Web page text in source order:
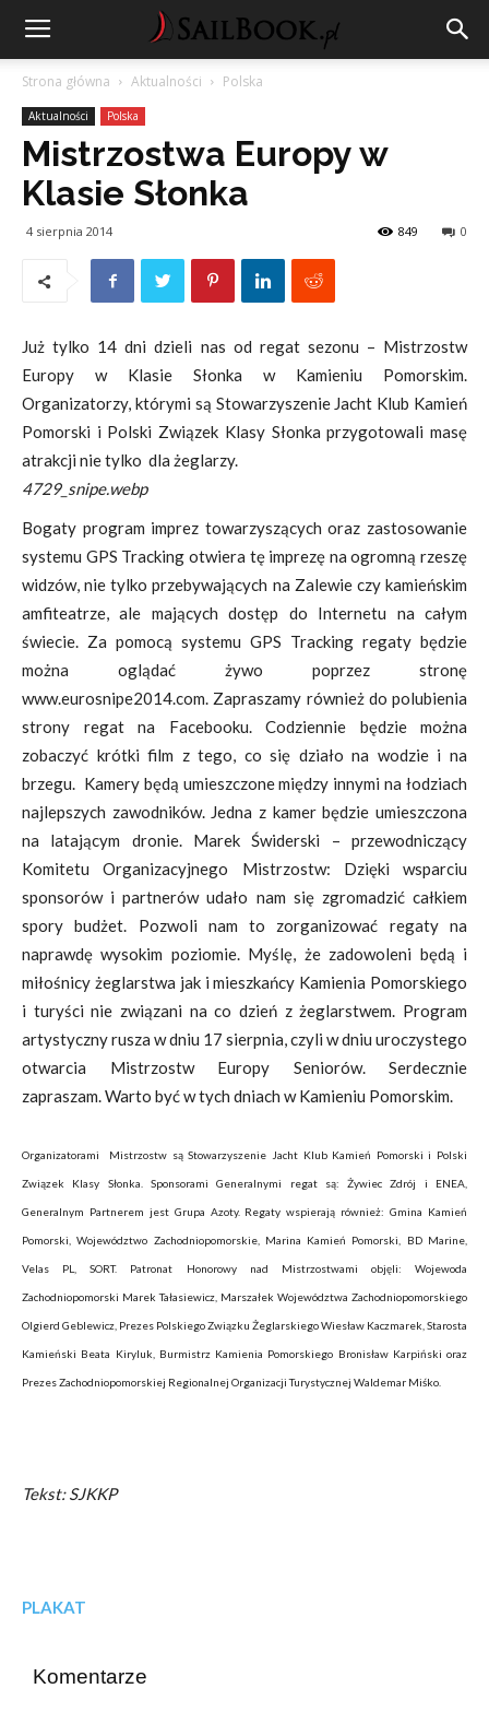
Strona główna Aktualności Polska
Aktualności Polska
Mistrzostwa Europy w
Klasie Słonka
4 sierpnia 2014 0
849
Już tylko 14 dni dzieli nas od regat sezonu – Mistrzostw
Europy w Klasie Słonka w Kamieniu Pomorskim.
Organizatorzy, którymi są Stowarzyszenie Jacht Klub Kamień
Pomorski i Polski Związek Klasy Słonka przygotowali masę
atrakcji nie tylko dla żeglarzy.
4729_snipe.webp
Bogaty program imprez towarzyszących oraz zastosowanie
systemu GPS Tracking otwiera tę imprezę na ogromną rzeszę
widzów, nie tylko przebywających na Zalewie czy kamieńskim
amfiteatrze, ale mających dostęp do Internetu na całym
świecie. Za pomocą systemu GPS Tracking regaty będzie
można oglądać żywo poprzez stronę
www.eurosnipe2014.com. Zapraszamy również do polubienia
strony regat na Facebooku. Codziennie będzie można
zobaczyć krótki film z tego, co się działo na wodzie i na
brzegu. Kamery będą umieszczone między innymi na łodziach
najlepszych zawodników. Jedna z kamer będzie umieszczona
na latającym dronie. Marek Świderski – przewodniczący
Komitetu Organizacyjnego Mistrzostw: Dzięki wsparciu
sponsorów i partnerów udało nam się zgromadzić całkiem
spory budżet. Pozwoli nam to zorganizować regaty na
naprawdę wysokim poziomie. Myślę, że zadowoleni będą i
miłośnicy żeglarstwa jak i mieszkańcy Kamienia Pomorskiego
i turyści nie związani na co dzień z żeglarstwem. Program
artystyczny rusza w dniu 17 sierpnia, czyli w dniu uroczystego
otwarcia Mistrzostw Europy Seniorów. Serdecznie
zapraszam. Warto być w tych dniach w Kamieniu Pomorskim.
Organizatorami Mistrzostw są Stowarzyszenie Jacht Klub Kamień Pomorski i Polski
Związek Klasy Słonka. Sponsorami Generalnymi regat są: Żywiec Zdrój i ENEA,
Generalnym Partnerem jest Grupa Azoty. Regaty wspierają również: Gmina Kamień
Pomorski, Województwo Zachodniopomorskie, Marina Kamień Pomorski, BD Marine,
Velas PL, SORT. Patronat Honorowy nad Mistrzostwami objęli: Wojewoda
Zachodniopomorski Marek Tałasiewicz, Marszałek Województwa Zachodniopomorskiego
Olgierd Geblewicz, Prezes Polskiego Związku Żeglarskiego Wiesław Kaczmarek, Starosta
Kamieński Beata Kiryluk, Burmistrz Kamienia Pomorskiego Bronisław Karpiński oraz
Prezes Zachodniopomorskiej Regionalnej Organizacji Turystycznej Waldemar Miśko.
Tekst: SJKKP
PLAKAT
Komentarze